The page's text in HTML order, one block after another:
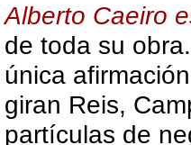
Alberto Caeiro
de toda su
única
giran Reis,
partículas de